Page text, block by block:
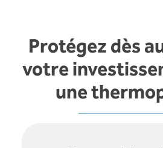
Protégez dès
votre
une